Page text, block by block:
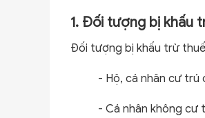
1. Đối tượng bị khấu
Đối tượng bị khấu trừ
- Hộ, cá nhân cư
- Cá nhân không cư